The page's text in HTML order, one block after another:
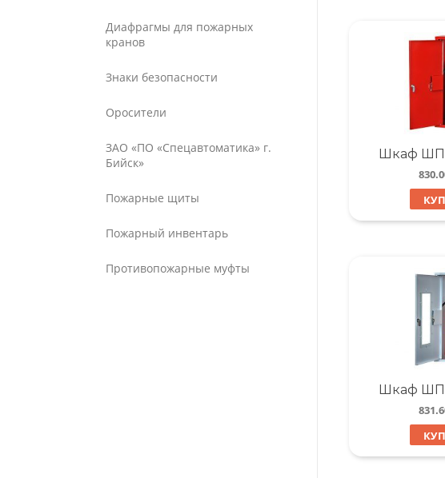
Шкаф
Шкаф
Диафрагмы для пожарных
кранов
Знаки безопасности
Оросители
ЗАО «ПО «Спецавтоматика» г.
Бийск»
Пожарные щиты
Пожарный инвентарь
Противопожарные муфты